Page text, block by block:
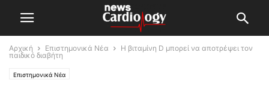
Αρχική Επιστημονικά Νέα
Η βιταμίνη D μπορεί να αποτρέψει τον
παιδικό διαβήτη
Επιστημονικά Νέα